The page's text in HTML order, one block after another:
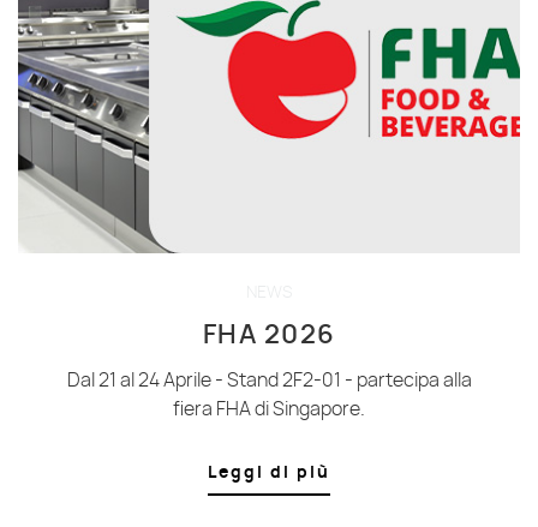
FHA 2026
Dal 21 al 24 Aprile - Stand 2F2-01 - partecipa alla
fiera FHA di Singapore.
Leggi di più